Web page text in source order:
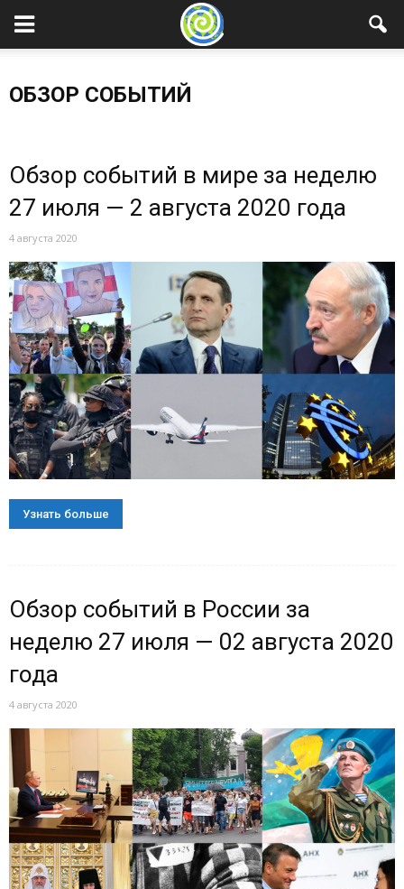
ОБЗОР СОБЫТИЙ
Справочник
Страны Школа аналитики
Обзор событий в мире за неделю
27 июля — 2 августа 2020 года
4 августа 2020
Узнать больше
Обзор событий в России за
неделю 27 июля — 02 августа 2020
года
4 августа 2020